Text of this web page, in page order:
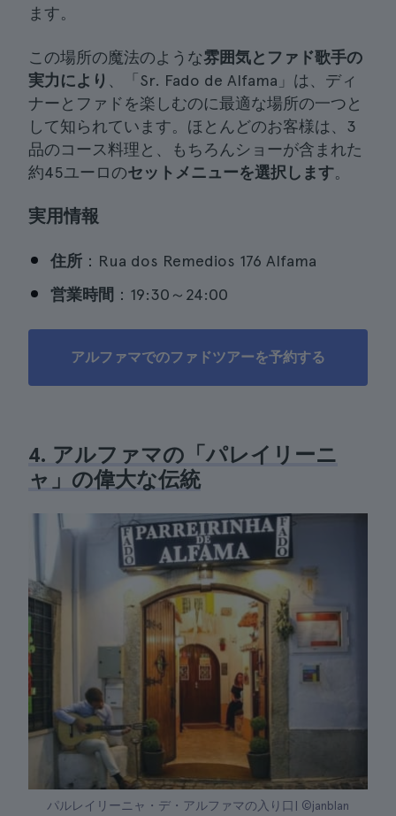
ます。
この場所の魔法のような雰囲気とファド歌手の
実力により
、「Sr. Fado de Alfama」は、ディ
ナーとファドを楽しむのに最適な場所の一つと
して知られています。ほとんどのお客様は、3
品のコース料理と、もちろんショーが含まれた
約45ユーロのセットメニューを選択します。
実用情報
住所 ：Rua dos Remedios 176 Alfama
営業時間 ：19:30～24:00
アルファマでのファドツアーを予約する
4. アルファマの「パレイリーニ
ャ」の偉大な伝統
パルレイリーニャ・デ・アルファマの入り口| ©janblan